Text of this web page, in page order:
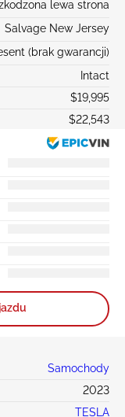
lewa strona
Salvage New Jersey
(brak gwarancji)
Intact
$19,995
$22,543
Samochody
2023
TESLA